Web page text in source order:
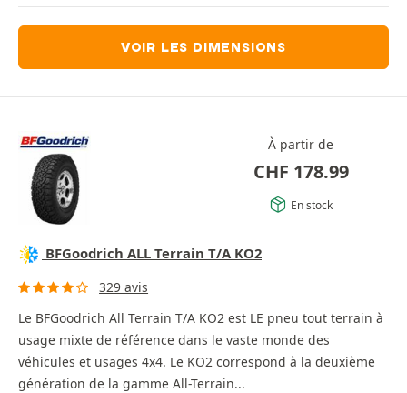
VOIR LES DIMENSIONS
À partir de
CHF 178.99
En stock
BFGoodrich ALL Terrain T/A KO2
329 avis
Le BFGoodrich All Terrain T/A KO2 est LE pneu tout terrain à
usage mixte de référence dans le vaste monde des
véhicules et usages 4x4. Le KO2 correspond à la deuxième
génération de la gamme All-Terrain...